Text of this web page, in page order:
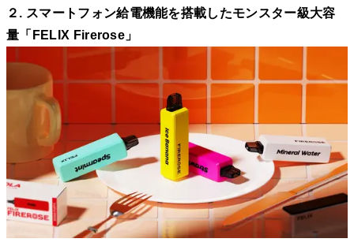
２. スマートフォン給電機能を搭載したモンスター級大容
量「FELIX Firerose」